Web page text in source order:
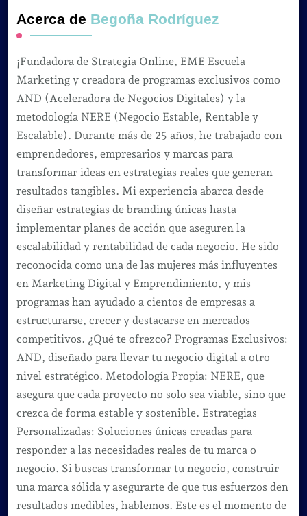
Acerca de Begoña Rodríguez
¡Fundadora de Strategia Online, EME Escuela
Marketing y creadora de programas exclusivos como
AND (Aceleradora de Negocios Digitales) y la
metodología NERE (Negocio Estable, Rentable y
Escalable). Durante más de 25 años, he trabajado con
emprendedores, empresarios y marcas para
transformar ideas en estrategias reales que generan
resultados tangibles. Mi experiencia abarca desde
diseñar estrategias de branding únicas hasta
implementar planes de acción que aseguren la
escalabilidad y rentabilidad de cada negocio. He sido
reconocida como una de las mujeres más influyentes
en Marketing Digital y Emprendimiento, y mis
programas han ayudado a cientos de empresas a
estructurarse, crecer y destacarse en mercados
competitivos. ¿Qué te ofrezco? Programas Exclusivos:
AND, diseñado para llevar tu negocio digital a otro
nivel estratégico. Metodología Propia: NERE, que
asegura que cada proyecto no solo sea viable, sino que
crezca de forma estable y sostenible. Estrategias
Personalizadas: Soluciones únicas creadas para
responder a las necesidades reales de tu marca o
negocio. Si buscas transformar tu negocio, construir
una marca sólida y asegurarte de que tus esfuerzos den
resultados medibles, hablemos. Este es el momento de